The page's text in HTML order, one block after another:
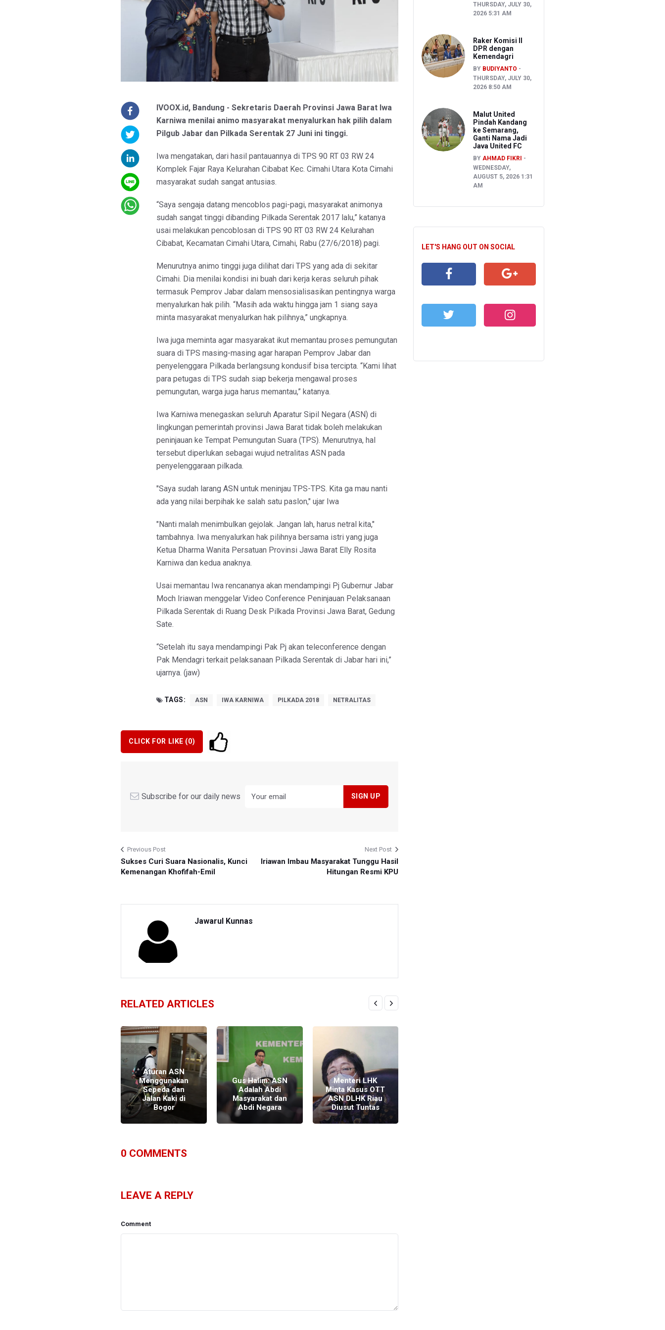
IVOOX.id, Bandung - Sekretaris Daerah Provinsi Jawa Barat Iwa
Karniwa menilai animo masyarakat menyalurkan hak pilih dalam
Pilgub Jabar dan Pilkada Serentak 27 Juni ini tinggi.
Iwa mengatakan, dari hasil pantauannya di TPS 90 RT 03 RW 24
Komplek Fajar Raya Kelurahan Cibabat Kec. Cimahi Utara Kota Cimahi
masyarakat sudah sangat antusias.
“Saya sengaja datang mencoblos pagi-pagi, masyarakat animonya
sudah sangat tinggi dibanding Pilkada Serentak 2017 lalu,” katanya
usai melakukan pencoblosan di TPS 90 RT 03 RW 24 Kelurahan
Cibabat, Kecamatan Cimahi Utara, Cimahi, Rabu (27/6/2018) pagi.
Menurutnya animo tinggi juga dilihat dari TPS yang ada di sekitar
Cimahi. Dia menilai kondisi ini buah dari kerja keras seluruh pihak
termasuk Pemprov Jabar dalam mensosialisasikan pentingnya warga
menyalurkan hak pilih. “Masih ada waktu hingga jam 1 siang saya
minta masyarakat menyalurkan hak pilihnya,” ungkapnya.
Iwa juga meminta agar masyarakat ikut memantau proses pemungutan
suara di TPS masing-masing agar harapan Pemprov Jabar dan
penyelenggara Pilkada berlangsung kondusif bisa tercipta. “Kami lihat
para petugas di TPS sudah siap bekerja mengawal proses
pemungutan, warga juga harus memantau,” katanya.
Iwa Karniwa menegaskan seluruh Aparatur Sipil Negara (ASN) di
lingkungan pemerintah provinsi Jawa Barat tidak boleh melakukan
peninjauan ke Tempat Pemungutan Suara (TPS). Menurutnya, hal
tersebut diperlukan sebagai wujud netralitas ASN pada
penyelenggaraan pilkada.
"Saya sudah larang ASN untuk meninjau TPS-TPS. Kita ga mau nanti
ada yang nilai berpihak ke salah satu paslon," ujar Iwa
"Nanti malah menimbulkan gejolak. Jangan lah, harus netral kita,"
tambahnya. Iwa menyalurkan hak pilihnya bersama istri yang juga
Ketua Dharma Wanita Persatuan Provinsi Jawa Barat Elly Rosita
Karniwa dan kedua anaknya.
Usai memantau Iwa rencananya akan mendampingi Pj Gubernur Jabar
Moch Iriawan menggelar Video Conference Peninjauan Pelaksanaan
Pilkada Serentak di Ruang Desk Pilkada Provinsi Jawa Barat, Gedung
Sate.
“Setelah itu saya mendampingi Pak Pj akan teleconference dengan
Pak Mendagri terkait pelaksanaan Pilkada Serentak di Jabar hari ini,”
ujarnya. (jaw)
TAGS: ASN IWA KARNIWA PILKADA 2018 NETRALITAS
CLICK FOR LIKE (0)
Subscribe for our daily news
Previous Post
Sukses Curi Suara Nasionalis, Kunci
Kemenangan Khofifah-Emil
Next Post
Iriawan Imbau Masyarakat Tunggu Hasil
Hitungan Resmi KPU
Jawarul Kunnas
RELATED ARTICLES
Aturan ASN
Menggunakan
Sepeda dan
Jalan Kaki di
Bogor
Gus Halim: ASN
Adalah Abdi
Masyarakat dan
Abdi Negara
Menteri LHK
Minta Kasus OTT
ASN DLHK Riau
Diusut Tuntas
0 COMMENTS
LEAVE A REPLY
Comment
THURSDAY, JULY 30,
2026 5:31 AM
Raker Komisi II
DPR dengan
Kemendagri
BY BUDIYANTO
THURSDAY, JULY 30,
2026 8:50 AM
Malut United
Pindah Kandang
ke Semarang,
Ganti Nama Jadi
Java United FC
BY AHMAD FIKRI
WEDNESDAY,
AUGUST 5, 2026 1:31
AM
LET'S HANG OUT ON SOCIAL